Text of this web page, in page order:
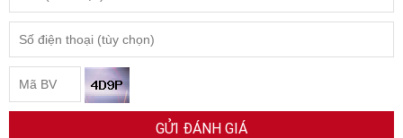
GỬI ĐÁNH GIÁ